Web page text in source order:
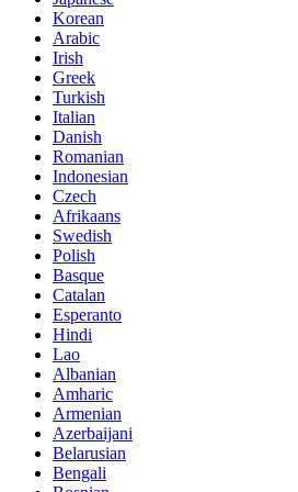
Korean
Arabic
Irish
Greek
Turkish
Italian
Danish
Romanian
Indonesian
Czech
Afrikaans
Swedish
Polish
Basque
Catalan
Esperanto
Hindi
Lao
Albanian
Amharic
Armenian
Azerbaijani
Belarusian
Bengali